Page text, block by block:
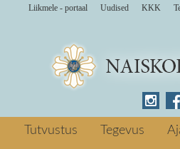
Liikmele - portaal Uudised KKK
Jaanuarikuu viimasel
toimus KL Männiku
baasväljaõppe
Tutvustus Tegevus